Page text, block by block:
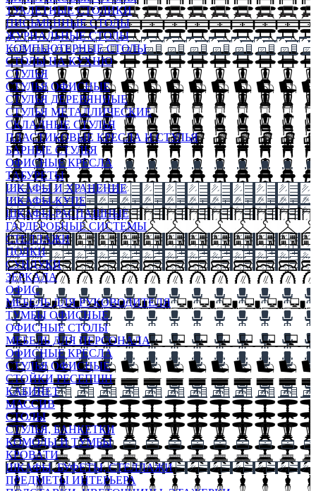
ТУАЛЕТНЫЕ СТОЛИКИ
ПИСЬМЕННЫЕ СТОЛЫ
ЖУРНАЛЬНЫЕ СТОЛЫ
КОМПЬЮТЕРНЫЕ СТОЛЫ
СТОЛЫ НА КУХНЮ
СТУЛЬЯ
СТУЛЬЯ ОФИСНЫЕ
СТУЛЬЯ ДЕРЕВЯННЫЕ
СТУЛЬЯ МЕТАЛЛИЧЕСКИЕ
СКЛАДНЫЕ СТУЛЬЯ
ПЛАСТИКОВЫЕ КРЕСЛА И СТУЛЬЯ
БАРНЫЕ СТУЛЬЯ
ОФИСНЫЕ КРЕСЛА
ТАБУРЕТЫ
ШКАФЫ И ХРАНЕНИЕ
ШКАФЫ-КУПЕ
ШКАФЫ-РАСПАШНЫЕ
ГАРДЕРОБНЫЕ СИСТЕМЫ
СТЕЛЛАЖИ
ПОЛКИ
СУНДУКИ
ЗЕРКАЛА
ОФИС
МЕБЕЛЬ ДЛЯ РУКОВОДИТЕЛЯ
ТУМБЫ ОФИСНЫЕ
ОФИСНЫЕ СТОЛЫ
МЕБЕЛЬ ДЛЯ ПЕРСОНАЛА
ОФИСНЫЕ КРЕСЛА
СТУЛЬЯ ОФИСНЫЕ
СТОЙКИ РЕСЕПШН
КАБИНЕТ
МАССИВ
СТОЛЫ
СТУЛЬЯ, БАНКЕТКИ
КОМОДЫ И ТУМБЫ
КРОВАТИ
ШКАФЫ, БУФЕТЫ, СТЕЛЛАЖИ
ПРЕДМЕТЫ ИНТЕРЬЕРА